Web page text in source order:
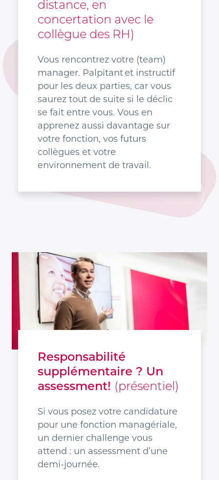
distance, en
concertation avec le
collègue des RH)
Vous rencontrez votre (team)
manager. Palpitant et instructif
pour les deux parties, car vous
saurez tout de suite si le déclic
se fait entre vous. Vous en
apprenez aussi davantage sur
votre fonction, vos futurs
collègues et votre
environnement de travail.
Responsabilité
supplémentaire ? Un
assessment! (présentiel)
Si vous posez votre candidature
pour une fonction managériale,
un dernier challenge vous
attend : un assessment d’une
demi-journée.